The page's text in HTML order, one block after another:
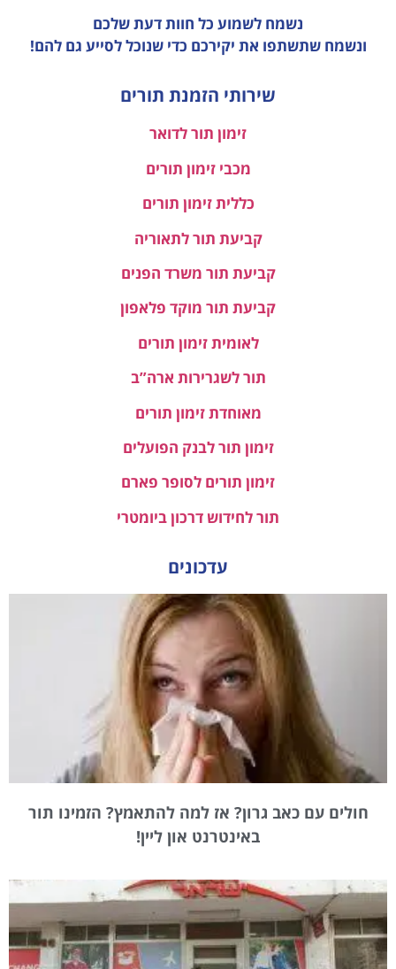
נשמח לשמוע כל חוות דעתשלכם
ונשמח שתשתפו את יקירכם כדי שנוכל לסייע גם להם!
שירותי הזמנת תורים
זימון תור לדואר
מכבי זימון תורים
כללית זימון תורים
קביעת תור לתאוריה
קביעת תור משרד הפנים
קביעת תור מוקד פלאפון
לאומית זימון תורים
תור לשגרירות ארה”ב
מאוחדת זימון תורים
זימון תור לבנק הפועלים
זימון תורים לסופר פארם
תור לחידוש דרכון ביומטרי
עדכונים
חולים עם כאב גרון? אז למה להתאמץ? הזמינו תור
באינטרנט און ליין!